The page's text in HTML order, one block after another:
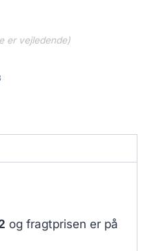
er vejledende)
og fragtprisen er på